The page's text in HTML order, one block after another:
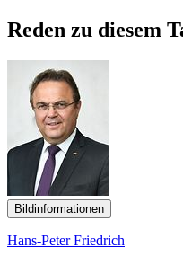
Reden zu diesem
Bildinformationen
Hans-Peter Friedrich